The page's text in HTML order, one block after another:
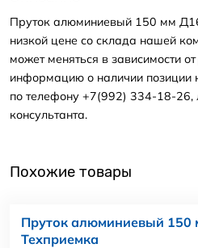
Пруток алюминиевый 150 мм
низкой цене со склада нашей
может меняться в зависимости
информацию о наличии позиции
по телефону +7(992) 334-18-26,
консультанта.
Похожие товары
Пруток алюминиевый 150
Техприемка